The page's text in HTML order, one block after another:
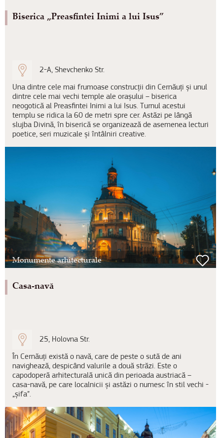
Biserica „Preasfintei Inimi a lui Isus”
2-A, Shevchenko Str.
Una dintre cele mai frumoase construcții din Cernăuți și unul
dintre cele mai vechi temple ale orașului – biserica
neogotică al Preasfintei Inimi a lui Isus. Turnul acestui
templu se ridica la 60 de metri spre cer. Astăzi pe lângă
slujba Divină, în biserică se organizează de asemenea lecturi
poetice, seri muzicale și întâlniri creative.
Monumente arhitecturale
Casa-navă
25, Holovna Str.
În Cernăuți există o navă, care de peste o sută de ani
navighează, despicând valurile a două străzi. Este o
capodoperă arhitecturală unică din perioada austriacă –
casa-navă, pe care localnicii și astăzi o numesc în stil vechi -
„șifa”.